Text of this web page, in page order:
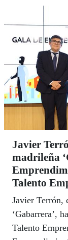
gobernanza,
accesibilidad
Javier
madrileña
Talento
Javier Terrón,
‘Gabarrera’,
Talento